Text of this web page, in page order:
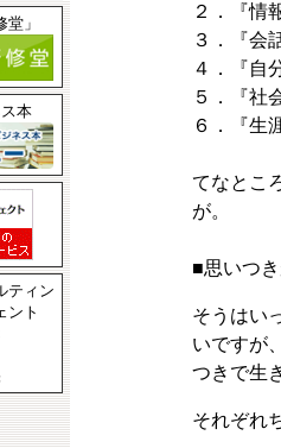
」
本
ティン
ント
２．『情
３．『会
４．『自
５．『社
６．『生
てなとこ
が。
■思いつ
そうはい
いですが
つきで生
それぞれ